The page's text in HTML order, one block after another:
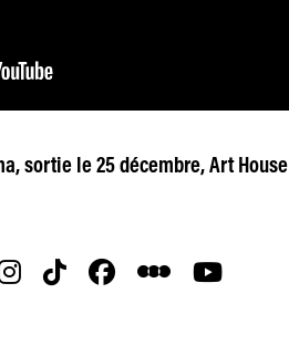
sortie le 25 décembre, Art